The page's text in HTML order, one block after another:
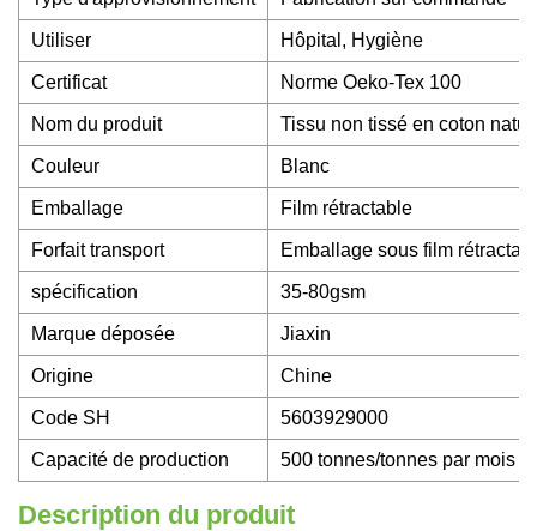
Utiliser Hôpital, Hygiène
Certificat Norme Oeko-Tex 100
Nom du produit Tissu non tissé en coton
Couleur Blanc
Emballage Film rétractable
Forfait transport Emballage sous film
spécification 35-80gsm
Marque déposée Jiaxin
Origine Chine
Code SH 5603929000
Capacité de production 500 tonnes/tonnes par mois
Description du produit